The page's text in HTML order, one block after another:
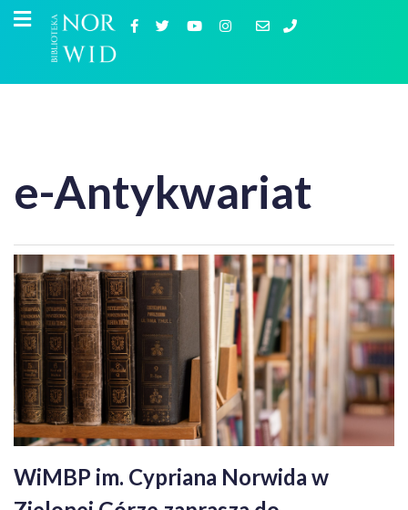
e-Antykwariat
WiMBP im. Cypriana Norwida w